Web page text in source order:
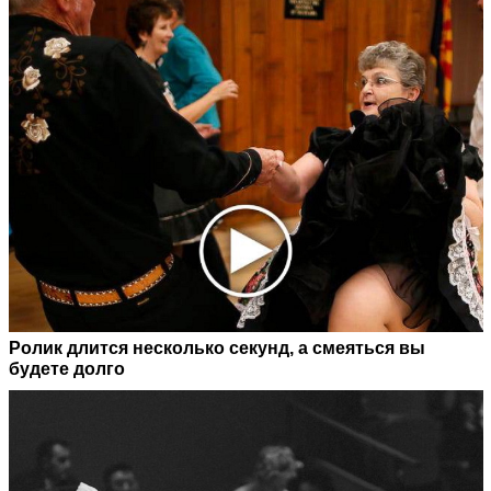
Ролик длится несколько секунд, а смеяться вы
будете долго